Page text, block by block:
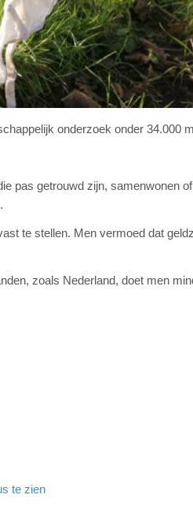
onderzoek onder 34.000
pas getrouwd zijn, samenwonen
te stellen. Men vermoed dat
zoals Nederland, doet men
te zien